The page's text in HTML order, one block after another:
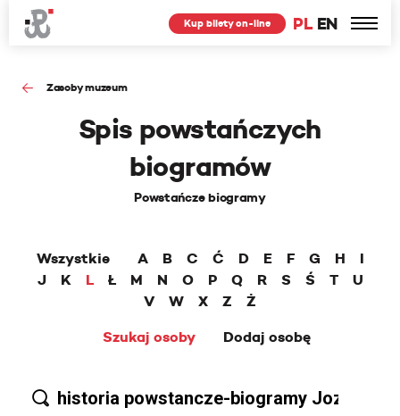
PL EN
Kup bilety on-line
Zasoby muzeum
Spis powstańczych
biogramów
Powstańcze biogramy
Wszystkie A B C Ć D E F G H
I
J
K L Ł M N O P Q R S Ś T
U
V
W X Z
Ż
Szukaj osoby
Dodaj osobę